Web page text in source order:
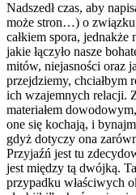
Nadszedł czas, aby
może stron…) o
całkiem spora, jednakże
jakie łączyło nasze
mitów, niejasności oraz
przejdziemy, chciałbym
ich wzajemnych relacji.
materiałem
one się kochają, i
gdyż dotyczy ona
Przyjaźń jest tu
jest między tą dwójką.
przypadku właściwych